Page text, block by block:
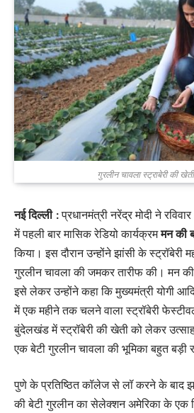
गुरलीन चावला स्ट्राबेरी की
नई दिल्ली :प्रधानमंत्री नरेंद्र मोदी ने
में पहली बार मासिक रेडियो कार्यक्रममन की
किया। इस दौरान उन्होंने झांसी के स्ट्रॉबेरी
गुरलीन चावला की जमकर तारीफ की। मन
इसे लेकर उन्होंने कहा कि मुख्यमंत्री योगी
में एक महीने तक चलने वाला स्ट्रॉबेरी
बुंदेलखंड में स्ट्रॉबेरी की खेती को लेकर
एक बेटी गुरलीन चावला की भूमिका बहुत बड़ी
पुणे के प्रतिष्ठित कॉलेज से लॉ करने के बाद
की बेटी गुरलीन का सेलेक्शन अमेरिका के एक